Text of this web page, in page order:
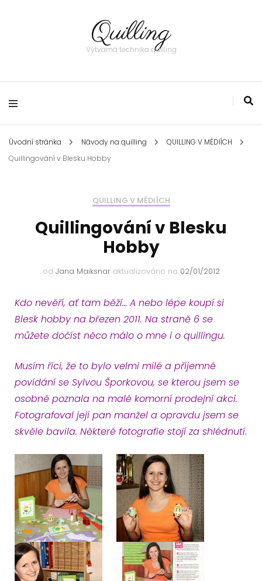
Quilling
Výtvarná technika quilling
Úvodní stránka Návody na quilling
QUILLING V MÉDIÍCH
Quillingování v Blesku Hobby
QUILLING V MÉDIÍCH
Quillingování v Blesku
Hobby
od Jana Maiksnar aktualizováno na 02/01/2012
Kdo nevěří, ať tam běží… A nebo lépe koupí si
Blesk hobby na březen 2011. Na straně 6 se
můžete dočíst něco málo o mne i o quillingu.
Musím říci, že to bylo velmi milé a příjemné
povídání se Sylvou Šporkovou, se kterou jsem se
osobně poznala na malé komorní prodejní akci.
Fotografoval její pan manžel a opravdu jsem se
skvěle bavila. Některé fotografie stojí za shlédnutí.